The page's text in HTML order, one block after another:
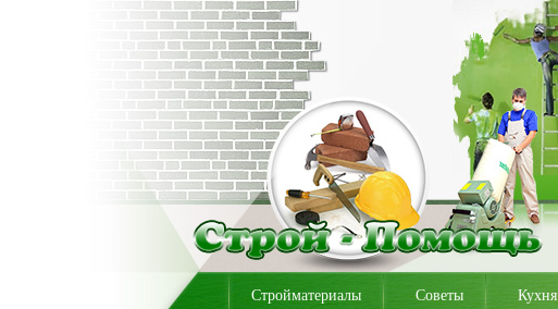
Стройматериалы Советы Кухня